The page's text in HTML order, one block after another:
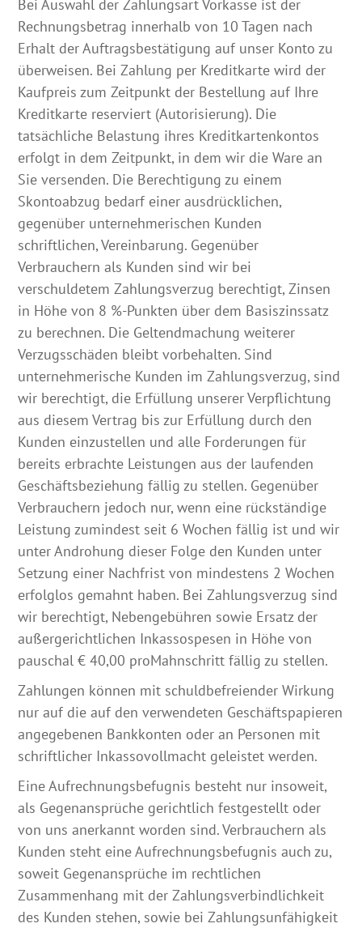
Bei Auswahl der Zahlungsart Vorkasse ist der
Rechnungsbetrag innerhalb von 10 Tagen nach
Erhalt der Auftragsbestätigung auf unser Konto zu
überweisen. Bei Zahlung per Kreditkarte wird der
Kaufpreis zum Zeitpunkt der Bestellung auf Ihre
Kreditkarte reserviert (Autorisierung). Die
tatsächliche Belastung ihres Kreditkartenkontos
erfolgt in dem Zeitpunkt, in dem wir die Ware an
Sie versenden. Die Berechtigung zu einem
Skontoabzug bedarf einer ausdrücklichen,
gegenüber unternehmerischen Kunden
schriftlichen, Vereinbarung. Gegenüber
Verbrauchern als Kunden sind wir bei
verschuldetem Zahlungsverzug berechtigt, Zinsen
in Höhe von 8 %-Punkten über dem Basiszinssatz
zu berechnen. Die Geltendmachung weiterer
Verzugsschäden bleibt vorbehalten. Sind
unternehmerische Kunden im Zahlungsverzug, sind
wir berechtigt, die Erfüllung unserer Verpflichtung
aus diesem Vertrag bis zur Erfüllung durch den
Kunden einzustellen und alle Forderungen für
bereits erbrachte Leistungen aus der laufenden
Geschäftsbeziehung fällig zu stellen. Gegenüber
Verbrauchern jedoch nur, wenn eine rückständige
Leistung zumindest seit 6 Wochen fällig ist und wir
unter Androhung dieser Folge den Kunden unter
Setzung einer Nachfrist von mindestens 2 Wochen
erfolglos gemahnt haben. Bei Zahlungsverzug sind
wir berechtigt, Nebengebühren sowie Ersatz der
außergerichtlichen Inkassospesen in Höhe von
pauschal € 40,00 proMahnschritt fällig zu stellen.
Zahlungen können mit schuldbefreiender Wirkung
nur auf die auf den verwendeten Geschäftspapieren
angegebenen Bankkonten oder an Personen mit
schriftlicher Inkassovollmacht geleistet werden.
Eine Aufrechnungsbefugnis besteht nur insoweit,
als Gegenansprüche gerichtlich festgestellt oder
von uns anerkannt worden sind. Verbrauchern als
Kunden steht eine Aufrechnungsbefugnis auch zu,
soweit Gegenansprüche im rechtlichen
Zusammenhang mit der Zahlungsverbindlichkeit
des Kunden stehen, sowie bei Zahlungsunfähigkeit